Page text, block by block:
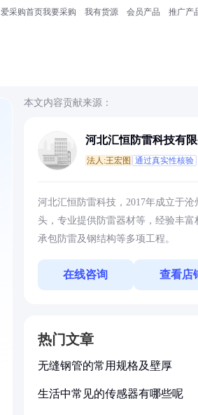
爱采购首页我要采购 我有货源 会员产品 推广产
本文内容贡献来源：
河北汇恒防雷科技有限
法人:王宏图 通过真实性核验
河北汇恒防雷科技，2017年成立于沧
头，专业提供防雷器材等，经验丰富
承包防雷及钢结构等多项工程。
在线咨询 查看店
热门文章
无缝钢管的常用规格及壁厚
生活中常见的传感器有哪些呢